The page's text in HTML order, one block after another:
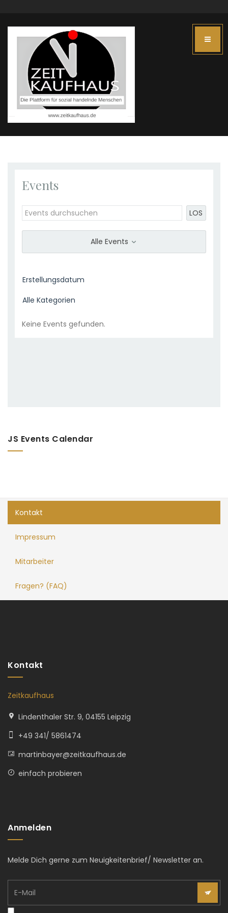
Events
LOS
Alle Events
Keine Events gefunden.
JS Events Calendar
Kontakt
Impressum
Mitarbeiter
Fragen? (FAQ)
Kontakt
Zeitkaufhaus
Lindenthaler Str. 9, 04155 Leipzig
+49 341/ 5861474
martinbayer@zeitkaufhaus.de
einfach probieren
Anmelden
Melde Dich gerne zum Neuigkeitenbrief/ Newsletter an.